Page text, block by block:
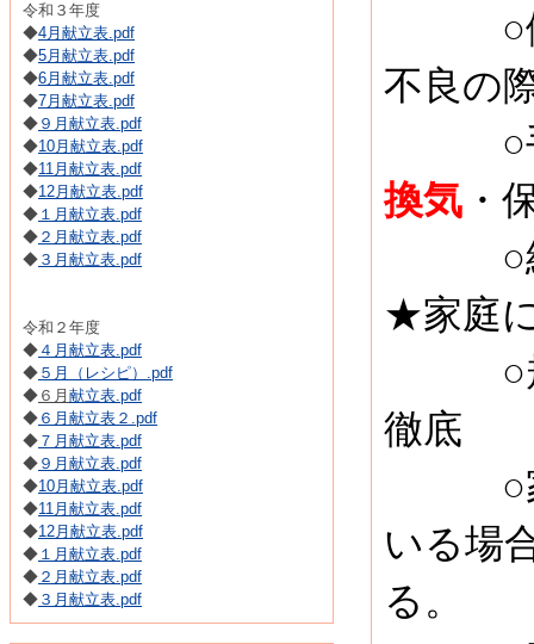
令和３年度
◆4月献立表.pdf
◆5月献立表.pdf
◆6月献立表.pdf
◆7月献立表.pdf
◆ ９月献立表.pdf
◆10月献立表.pdf
◆11月献立表.pdf
◆12月献立表.pdf
◆ １月献立表.pdf
◆ ２月献立表.pdf
◆ ３月献立表.pdf
令和２年度
◆ ４月献立表.pdf
◆ ５月（レシピ）.pdf
◆ ６月 献立表.pdf
◆ ６月献立表２.pdf
◆ ７月献立表.pdf
◆ ９月献立表.pdf
◆10月献立表.pdf
◆11月献立表.pdf
◆12月献立表.pdf
◆ １月献立表.pdf
◆ ２月献立表.pdf
◆ ３月献立表.pdf
○健
不良の
○手
換気 ・
○給
★家庭
○規
徹底
○家
いる場
る。